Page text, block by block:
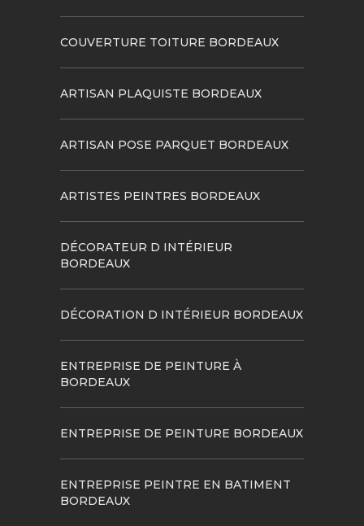
COUVERTURE TOITURE BORDEAUX
ARTISAN PLAQUISTE BORDEAUX
ARTISAN POSE PARQUET BORDEAUX
ARTISTES PEINTRES BORDEAUX
DÉCORATEUR D INTÉRIEUR
BORDEAUX
DÉCORATION D INTÉRIEUR BORDEAUX
ENTREPRISE DE PEINTURE À
BORDEAUX
ENTREPRISE DE PEINTURE BORDEAUX
ENTREPRISE PEINTRE EN BATIMENT
BORDEAUX